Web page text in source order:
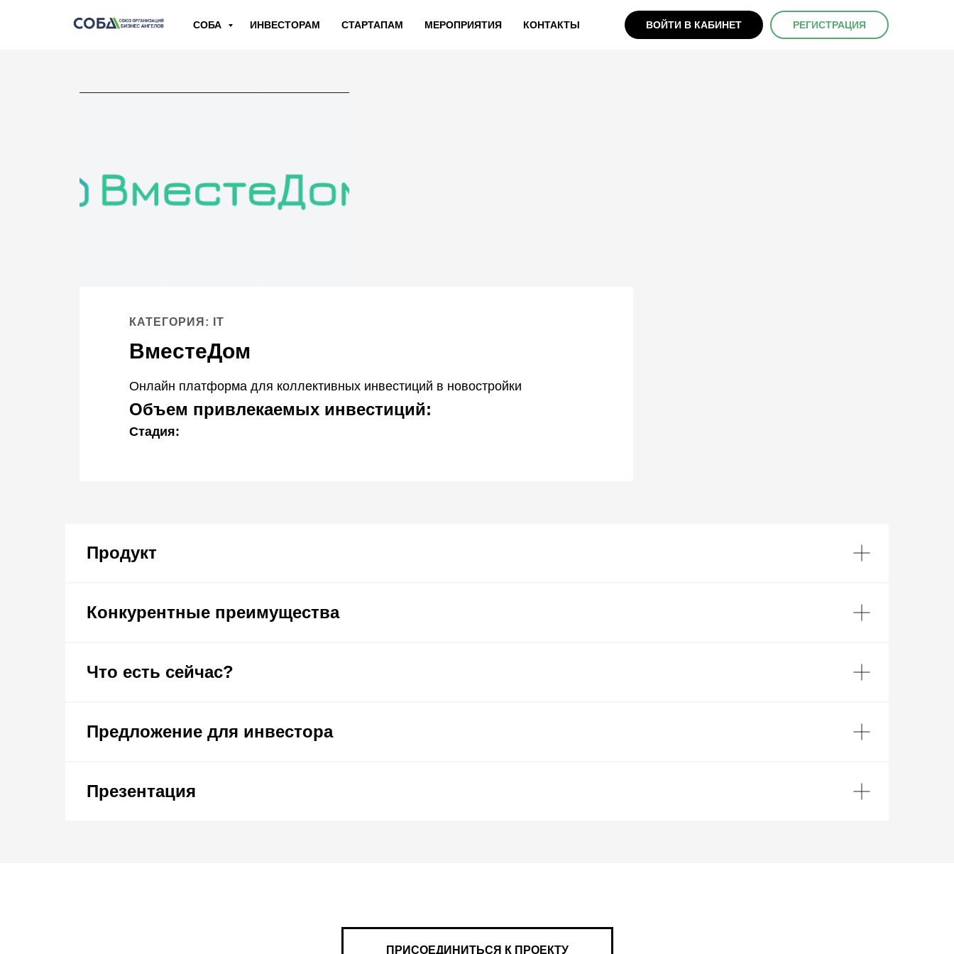
СОБА ИНВЕСТОРАМ СТАРТАПАМ МЕРОПРИЯТИЯ КОНТАКТЫ ВОЙТИ В КАБИНЕТ РЕГИСТРАЦИЯ
КАТЕГОРИЯ: IT
ВместеДом
Онлайн платформа для коллективных инвестиций в новостройки
Объем привлекаемых инвестиций:
Стадия:
Продукт
Конкурентные преимущества
Что есть сейчас?
Предложение для инвестора
Презентация
ПРИСОЕДИНИТЬСЯ К ПРОЕКТУ